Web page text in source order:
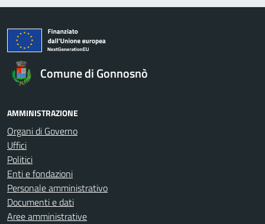
Comune di Gonnosnò
AMMINISTRAZIONE
Organi di Governo
Uffici
Politici
Enti e fondazioni
Personale amministrativo
Documenti e dati
Aree amministrative